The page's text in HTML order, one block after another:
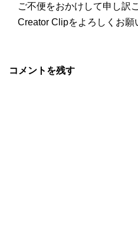
ご不便をおかけして申し訳
Creator Clipをよろしくお願
コメントを残す